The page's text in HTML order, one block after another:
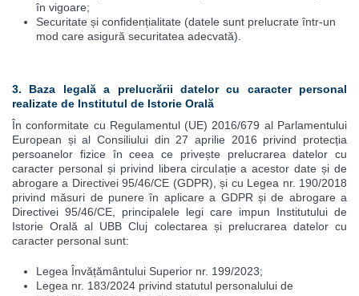
în vigoare;
Securitate și confidențialitate (datele sunt prelucrate într-un
mod care asigură securitatea adecvată).
3. Baza legală a prelucrării datelor cu caracter personal
realizate de Institutul de Istorie Orală
În conformitate cu Regulamentul (UE) 2016/679 al Parlamentului
European și al Consiliului din 27 aprilie 2016 privind protecția
persoanelor fizice în ceea ce privește prelucrarea datelor cu
caracter personal și privind libera circulație a acestor date și de
abrogare a Directivei 95/46/CE (GDPR), și cu Legea nr. 190/2018
privind măsuri de punere în aplicare a GDPR și de abrogare a
Directivei 95/46/CE, principalele legi care impun Institutului de
Istorie Orală al UBB Cluj colectarea și prelucrarea datelor cu
caracter personal sunt:
Legea Învățământului Superior nr. 199/2023;
Legea nr. 183/2024 privind statutul personalului de